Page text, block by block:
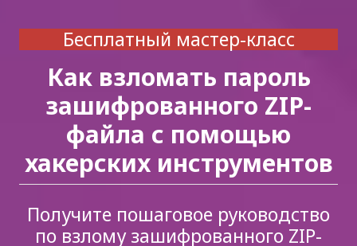
Бесплатный мастер-класс
Как взломать пароль
зашифрованного ZIP-
файла с помощью
хакерских инструментов
Получите пошаговое руководство
по взлому зашифрованного ZIP-